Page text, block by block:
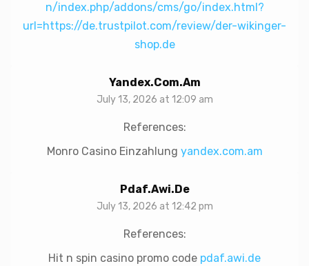
n/index.php/addons/cms/go/index.html?
url=https://de.trustpilot.com/review/der-wikinger-
shop.de
Yandex.com.am
July 13, 2026 at 12:09 am
References:
Monro Casino Einzahlung yandex.com.am
Pdaf.awi.de
July 13, 2026 at 12:42 pm
References:
Hit n spin casino promo code pdaf.awi.de